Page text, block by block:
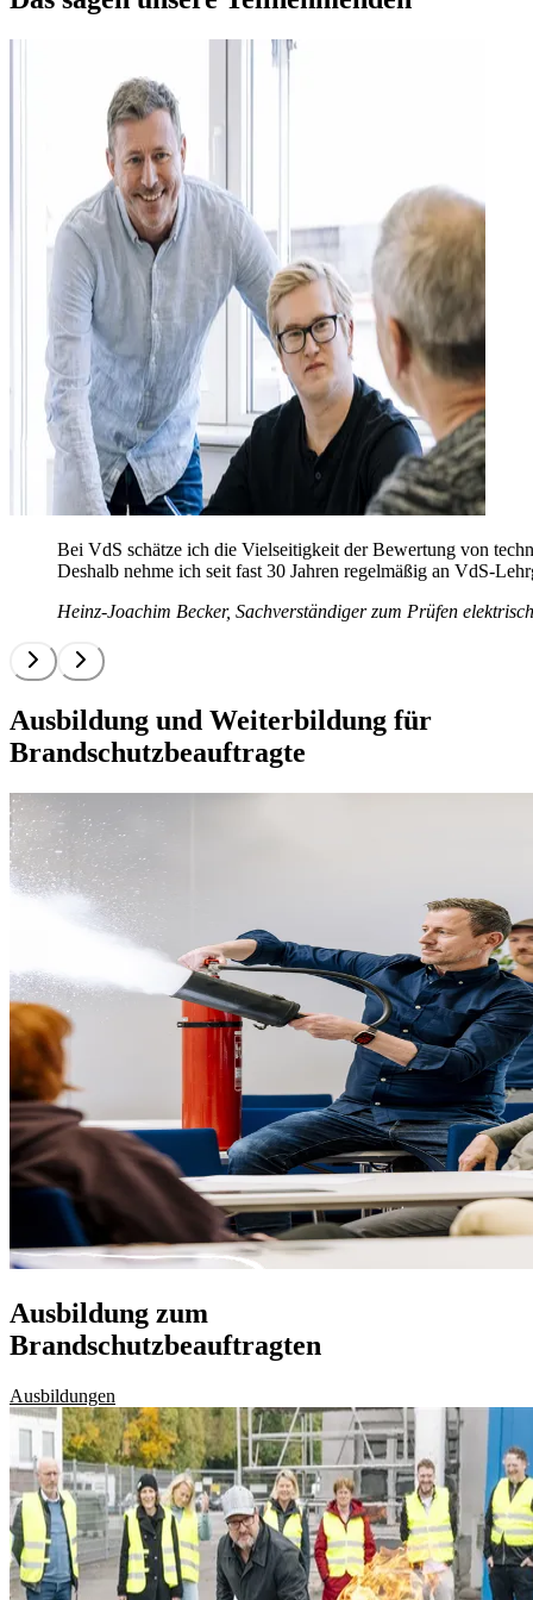
Bei VdS schätze ich die Vielseitigkeit der Bewertung von
Deshalb nehme ich seit fast 30 Jahren regelmäßig an VdS-
Heinz-Joachim Becker, Sachverständiger zum Prüfen
Ausbildung und Weiterbildung für
Brandschutzbeauftragte
Ausbildung zum
Brandschutzbeauftragten
Ausbildungen